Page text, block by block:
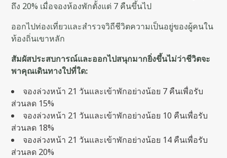
ถึง 20% เมื่อจองห้องพักตั้งแต่ 7 คืนขึ้นไป
ออกไปท่องเที่ยวและสำรวจวิถีชีวิตความเป็นอยู่ของผู้คนใน
ท้องถิ่นเขาหลัก
สัมผัสประสบการณ์และออกไปสนุกมากยิ่งขึ้นไม่ว่าชีวิตจะ
พาคุณเดินทางใปที่ใด:
จองล่วงหน้า 21 วันและเข้าพักอย่างน้อย 7 คืนเพื่อรับ
ส่วนลด 15%
จองล่วงหน้า 21 วันและเข้าพักอย่างน้อย 10 คืนเพื่อรับ
ส่วนลด 18%
จองล่วงหน้า 21 วันและเข้าพักอย่างน้อย 14 คืนเพื่อรับ
ส่วนลด 20%